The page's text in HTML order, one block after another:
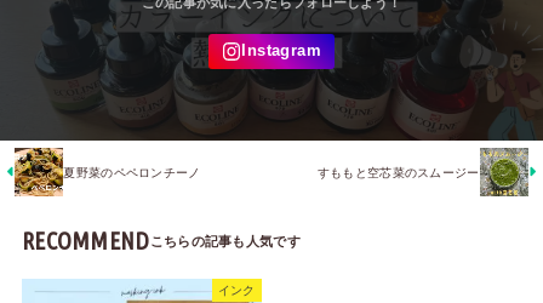
夏野菜のペペロンチーノ すももと空芯菜のスムージー
RECOMMEND
インク